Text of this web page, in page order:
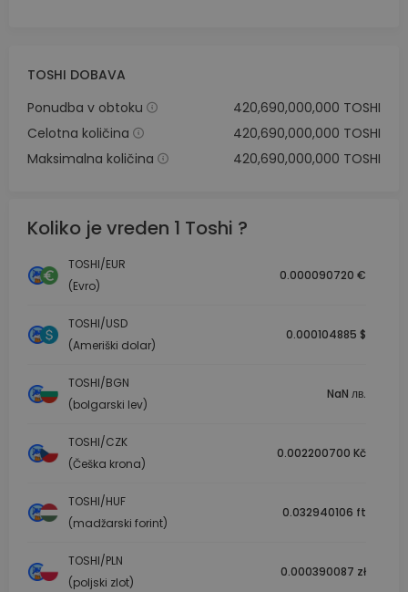
TOSHI DOBAVA
Ponudba v obtoku
420,690,000,000 TOSHI
Celotna količina
420,690,000,000 TOSHI
Maksimalna količina
420,690,000,000 TOSHI
Koliko je vreden 1 Toshi ?
TOSHI/EUR
(Evro)
0.000090720 €
TOSHI/USD
(Ameriški dolar)
0.000104885 $
TOSHI/BGN
(bolgarski lev)
NaN лв.
TOSHI/CZK
(Češka krona)
0.002200700 Kč
TOSHI/HUF
(madžarski forint)
0.032940106 ft
TOSHI/PLN
(poljski zlot)
0.000390087 zł